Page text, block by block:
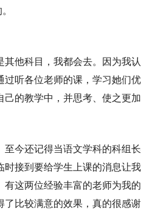
他科目，我都会去。因为我
听各位老师的课，学习她们
的教学中，并思考、使之更加
至今还记得当语文学科的科
接到要给学生上课的消息让
这两位经验丰富的老师为我
比较满意的效果，真的很感